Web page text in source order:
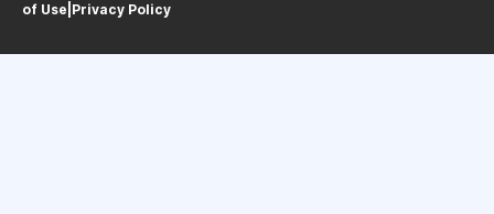
of Use Privacy Policy